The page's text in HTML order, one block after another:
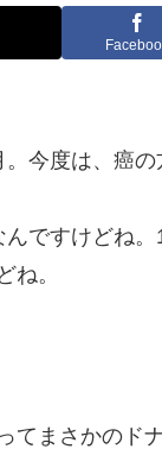
今度は、癌
ですけどね
ね。
てまさかのド